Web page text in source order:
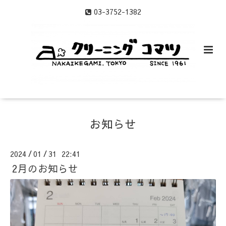
03-3752-1382
お知らせ
2024 /01 /31 22:41
2月のお知らせ